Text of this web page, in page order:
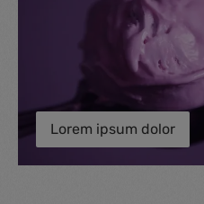
Lorem ipsum dolor